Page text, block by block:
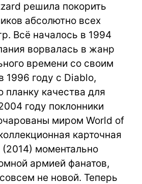
решила покорить
абсолютно всех
Всё началось в 1994
ворвалась в жанр
времени со своим
1996 году с Diablo,
качества для
году поклонники
миром World of
карточная
моментально
армией фанатов,
не новой. Теперь